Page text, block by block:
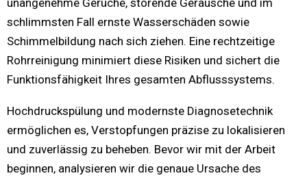
unangenehme Gerüche, störende Geräusche und im
schlimmsten Fall ernste Wasserschäden sowie
Schimmelbildung nach sich ziehen. Eine rechtzeitige
Rohrreinigung minimiert diese Risiken und sichert die
Funktionsfähigkeit Ihres gesamten Abflusssystems.
Hochdruckspülung und modernste Diagnosetechnik
ermöglichen es, Verstopfungen präzise zu lokalisieren
und zuverlässig zu beheben. Bevor wir mit der Arbeit
beginnen, analysieren wir die genaue Ursache des